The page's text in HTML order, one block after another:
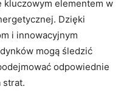
kluczowym⁤ elementem w
Dzięki
i‍ innowacyjnym
mogą ‌śledzić
odpowiednie
strat.